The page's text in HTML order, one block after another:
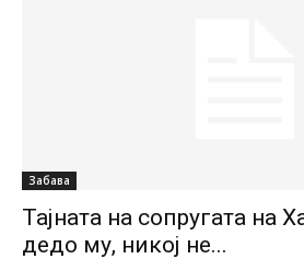
Забава
Тајната на сопругата на
дедо му, никој не...